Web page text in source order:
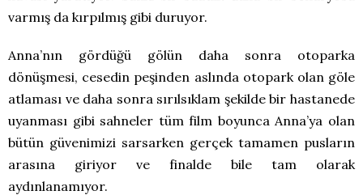
varmış da kırpılmış gibi duruyor.
Anna’nın gördüğü gölün daha sonra otoparka
dönüşmesi, cesedin peşinden aslında otopark olan göle
atlaması ve daha sonra sırılsıklam şekilde bir hastanede
uyanması gibi sahneler tüm film boyunca Anna’ya olan
bütün güvenimizi sarsarken gerçek tamamen pusların
arasına giriyor ve finalde bile tam olarak
aydınlanamıyor.